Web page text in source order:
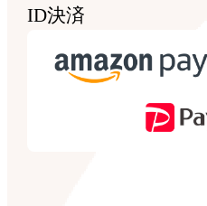
ID決済